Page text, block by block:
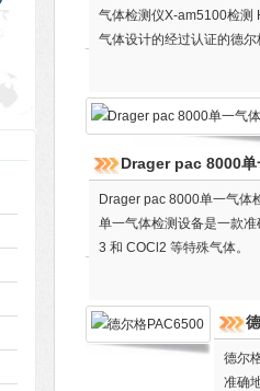
气体检测仪X-am5100检测
气体设计的经过认证的德
Drager pac 8000单
Drager pac 8000单一气体
单一气体检测设备是一款
3 和 COCl2 等特殊气体。
德尔
准确